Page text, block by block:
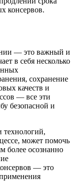
консервов.
— это важный и
в себя несколько
сохранение
качеств и
— все эти
безопасной и
может помочь
более осознанно
— это